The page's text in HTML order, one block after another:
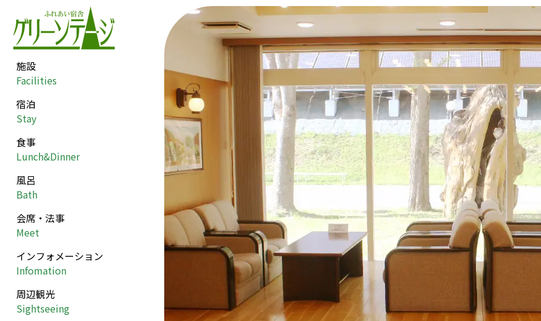
content
ふれあい宿舎 グリー
ンテージ
大自然に囲まれた酪農
郷の宿泊施設
施設
Facilities
宿泊
Stay
食事
Lunch&Dinner
風呂
Bath
会席・法事
Meet
インフォメーション
Infomation
周辺観光
Sightseeing